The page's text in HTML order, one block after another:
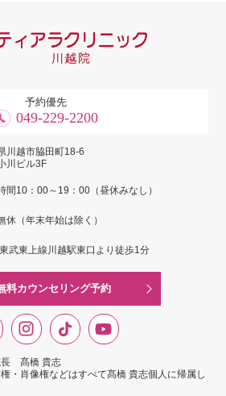
予約優先
049-229-2200
川越市脇田町18-6
川ビル3F
間10：00～19：00（昼休みなし）
休（年末年始は除く）
武東上線川越駅東口より徒歩1分
料カウンセリング予約
長 髙橋 貴志
・肖像権などはすべて髙橋 貴志個人に帰属し